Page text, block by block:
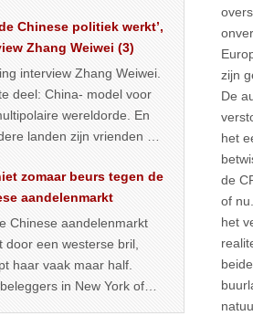
zijn
De
het
de
of
het
meer
Chinese politiek werkt’,
Zhang Weiwei (3)
interview Zhang Weiwei.
deel: China- model voor
wereldorde. En
landen zijn vrienden of
zomaar beurs tegen de
aandelenmarkt
Chinese aandelenmarkt
door een westerse bril,
haar vaak maar half.
in New York of